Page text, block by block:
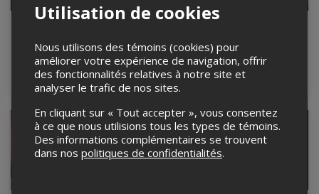
VIP Jeudi 20 août -
20 août 2026, 18h30
Centre-ville de Thetford
Mines, Thetford Mines, QC
Prévente
Du 20 au 22 août 2026
Centre-ville de Thetford
Mines, Thetford Mines, QC
Utilisation de cookies
Nous utilisons des témoins (cookies) pour
améliorer votre expérience de navigation, offrir
des fonctionnalités relatives à notre site et
analyser le trafic de nos sites.
En cliquant sur « Tout accepter », vous consentez
à ce que nous utilisions tous les types de témoins.
Des informations complémentaires se trouvent
dans nos politiques de confidentialités.